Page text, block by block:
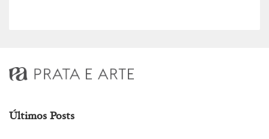
Últimos Posts